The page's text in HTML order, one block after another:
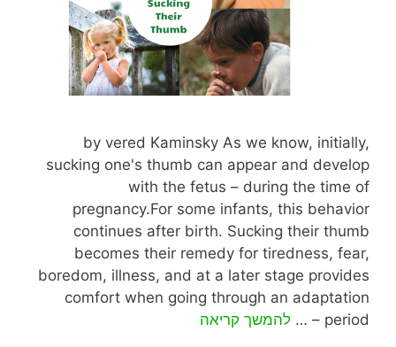
by vered Kaminsky As we know, initially,
sucking one's thumb can appear and develop
with the fetus – during the time of
pregnancy.For some infants, this behavior
continues after birth. Sucking their thumb
becomes their remedy for tiredness, fear,
boredom, illness, and at a later stage provides
comfort when going through an adaptation
period – …
להמשך קריאה